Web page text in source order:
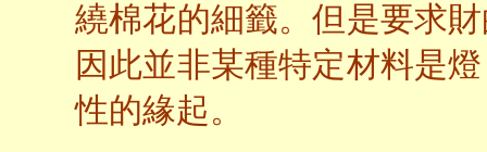
繞棉花的細籤。但是要求
因此並非某種特定材料是
性的緣起。